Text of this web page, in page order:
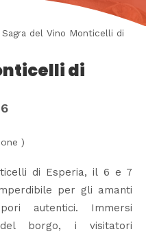
del Vino Monticelli di
di
)
di Esperia, il 6 e 7
per gli amanti
autentici. Immersi
del borgo, i visitatori